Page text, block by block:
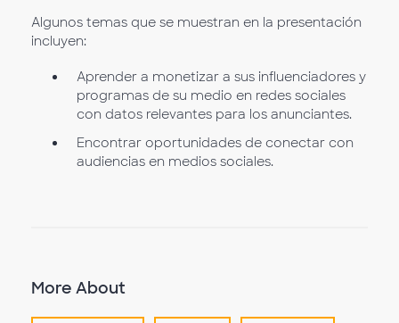
Algunos temas que se muestran en la presentación
incluyen:
Aprender a monetizar a sus influenciadores y
programas de su medio en redes sociales
con datos relevantes para los anunciantes.
Encontrar oportunidades de conectar con
audiencias en medios sociales.
More About